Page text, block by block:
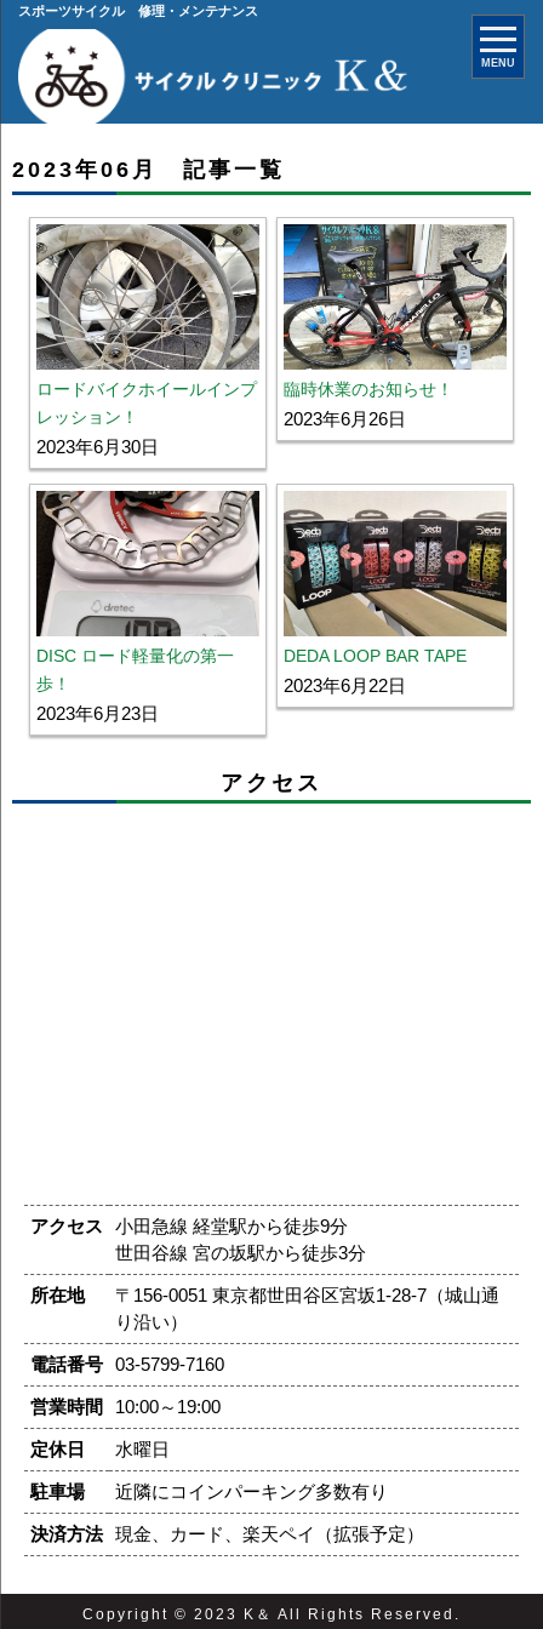
スポーツサイクル 修理・メンテナンス
MENU
2023年06月 記事一覧
ロードバイクホイールインプ
レッション！
2023年6月30日
臨時休業のお知らせ！
2023年6月26日
DISC ロード軽量化の第一
歩！
2023年6月23日
DEDA LOOP BAR TAPE
2023年6月22日
アクセス
アクセス
小田急線 経堂駅から徒歩9分
世田谷線 宮の坂駅から徒歩3分
所在地
〒156-0051 東京都世田谷区宮坂1-28-7（城山通
り沿い）
電話番号 03-5799-7160
営業時間 10:00～19:00
定休日 水曜日
駐車場 近隣にコインパーキング多数有り
決済方法 現金、カード、楽天ペイ（拡張予定）
Copyright © 2023 K＆ All Rights Reserved.